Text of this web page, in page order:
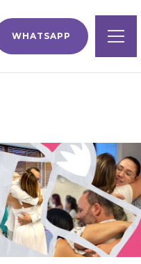
WHATSAPP